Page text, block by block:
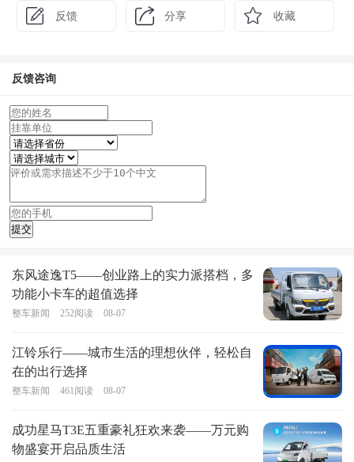
反馈 分享 收藏
反馈咨询
东风途逸T5——创业路上的实力派搭档，多
功能小卡车的超值选择
整车新闻 252阅读 08-07
江铃乐行——城市生活的理想伙伴，轻松自
在的出行选择
整车新闻 461阅读 08-07
成功星马T3E五重豪礼狂欢来袭——万元购
物盛宴开启品质生活